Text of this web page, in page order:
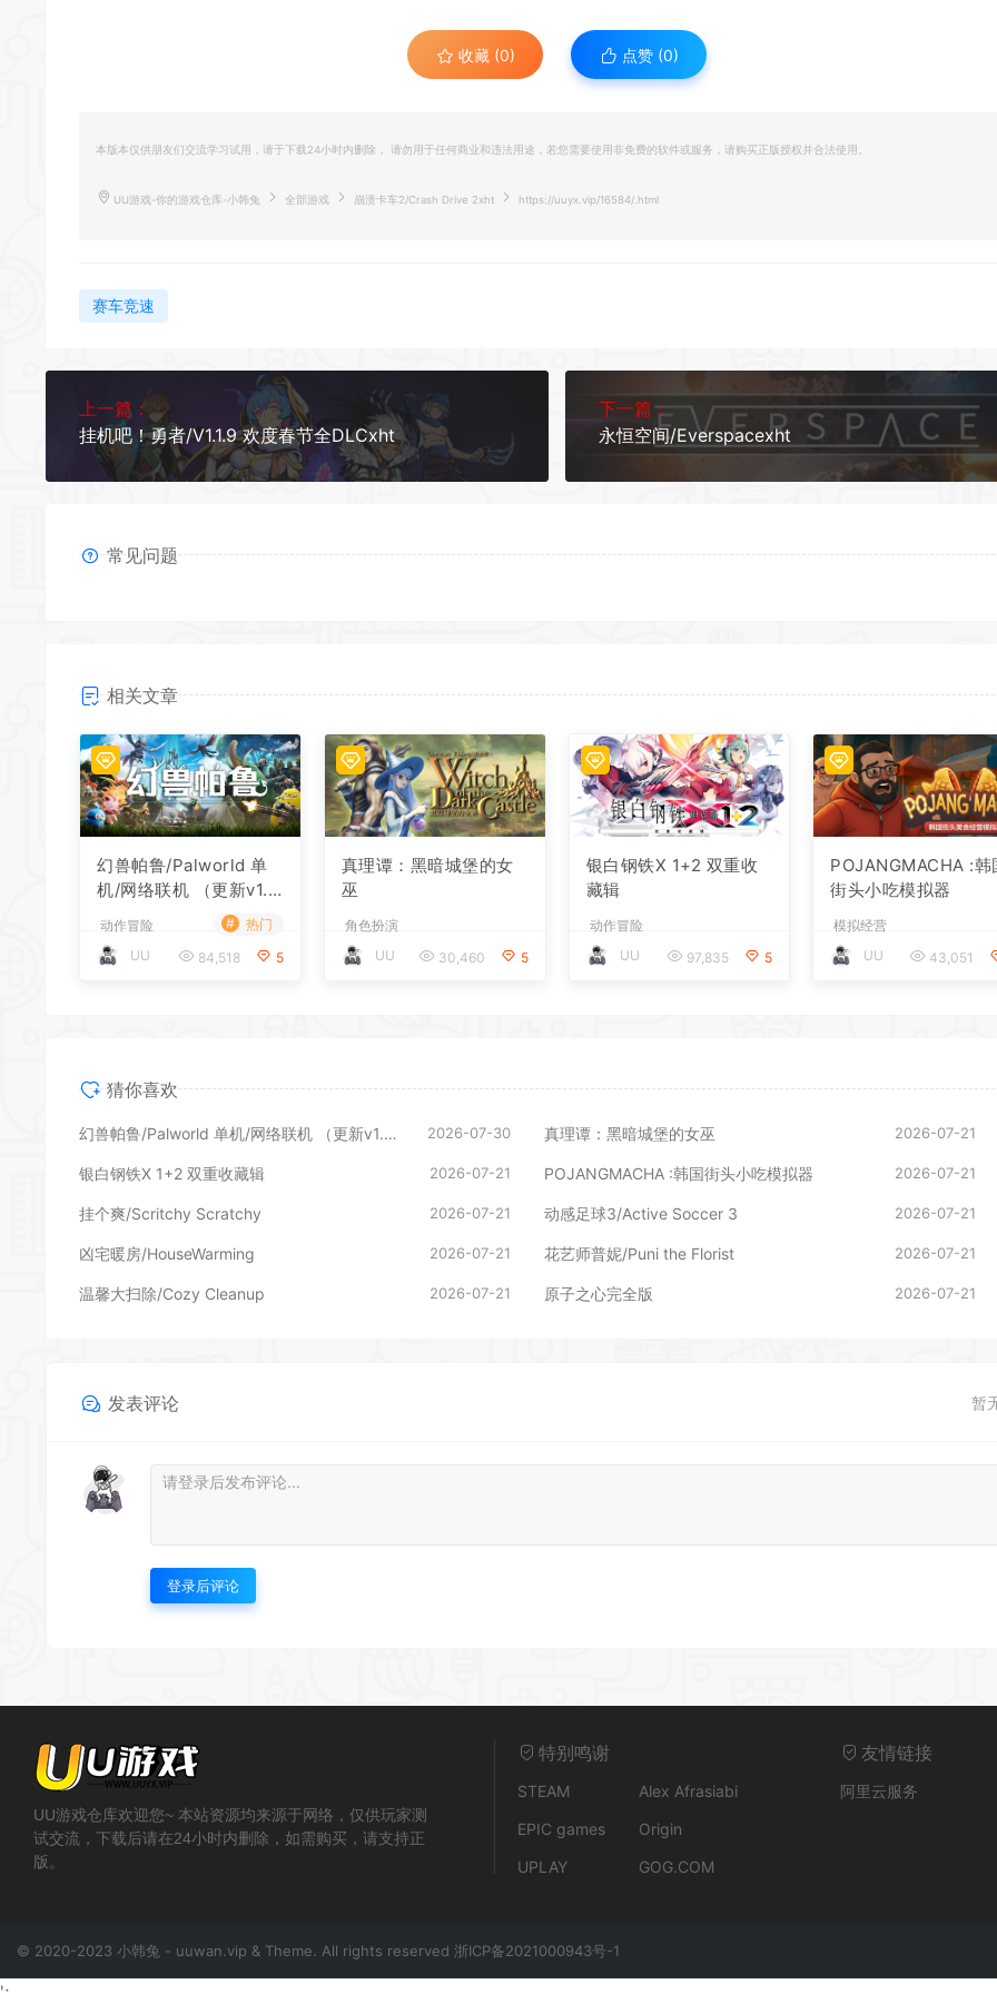
收藏 (0) 点赞 (0)
本版本仅供朋友们交流学习试用，请于下载24小时内删除， 请勿用于任何商业和违法用途，若您需要使用非免费的软件或服务，请购买正版授权并合法使用。
UU游戏-你的游戏仓库-小韩兔 全部游戏 崩溃卡车2/Crash Drive 2xht https://uuyx.vip/16584/.html
赛车竞速
上一篇：
挂机吧！勇者/V1.1.9 欢度春节全DLCxht
下一篇：
永恒空间/Everspacexht
常见问题
相关文章
幻兽帕鲁/Palworld 单
机/网络联机 （更新v1.0.
1.10619）
动作冒险 #
热门
UU
84,518 5
真理谭：黑暗城堡的女
巫
角色扮演
UU
30,460 5
银白钢铁X 1+2 双重收
藏辑
动作冒险
UU
97,835 5
POJANGMACHA :韩
街头小吃模拟器
模拟经营
UU
43,051
猜你喜欢
幻兽帕鲁/Palworld 单机/网络联机 （更新v1.0.1.10619） 2026-07-30 真理谭：黑暗城堡的女巫 2026-07-21
银白钢铁X 1+2 双重收藏辑 2026-07-21 POJANGMACHA :韩国街头小吃模拟器 2026-07-21
挂个爽/Scritchy Scratchy 2026-07-21 动感足球3/Active Soccer 3 2026-07-21
凶宅暖房/HouseWarming 2026-07-21 花艺师普妮/Puni the Florist 2026-07-21
温馨大扫除/Cozy Cleanup 2026-07-21 原子之心完全版 2026-07-21
发表评论 暂
登录后评论
UU游戏仓库欢迎您~ 本站资源均来源于网络，仅供玩家测
试交流，下载后请在24小时内删除，如需购买，请支持正
版。
特别鸣谢
STEAM
Alex Afrasiabi
EPIC games
Origin
UPLAY
GOG.COM
友情链接
阿里云服务
© 2020-2023 小韩兔 - uuwan.vip & Theme. All rights reserved 浙ICP备2021000943号-1
*
*
*